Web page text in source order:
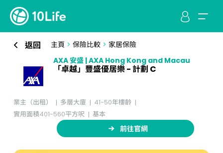
返回 主頁 > 保險比較> 家居保險
AXA 安盛 | AXA Hong Kong and Macau
「卓越」豐盛優居樂 - 計劃 C
業主（出租） 多層大廈
41-50年樓齡
實用面積401-560平方呎
基本
前往官網